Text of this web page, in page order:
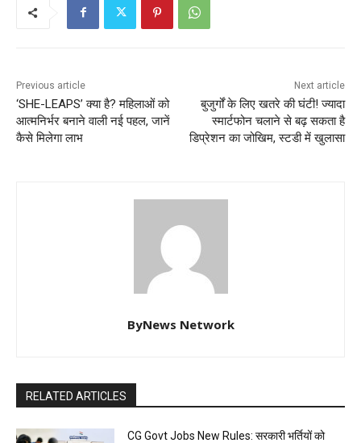
Previous article
‘SHE-LEAPS’ क्या है? महिलाओं को
आत्मनिर्भर बनाने वाली नई पहल, जानें
कैसे मिलेगा लाभ
Next article
बुजुर्गों के लिए खतरे की घंटी! ज्यादा
स्मार्टफोन चलाने से बढ़ सकता है
डिप्रेशन का जोखिम, स्टडी में खुलासा
ByNews Network
RELATED ARTICLES
CG Govt Jobs New Rules: सरकारी भर्तियों को